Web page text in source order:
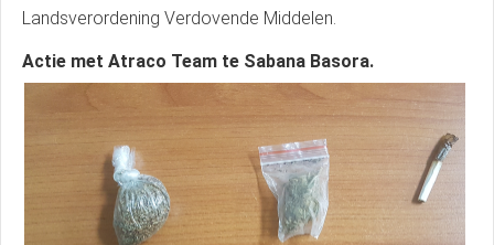
Landsverordening Verdovende Middelen.
Actie met Atraco Team te Sabana Basora.